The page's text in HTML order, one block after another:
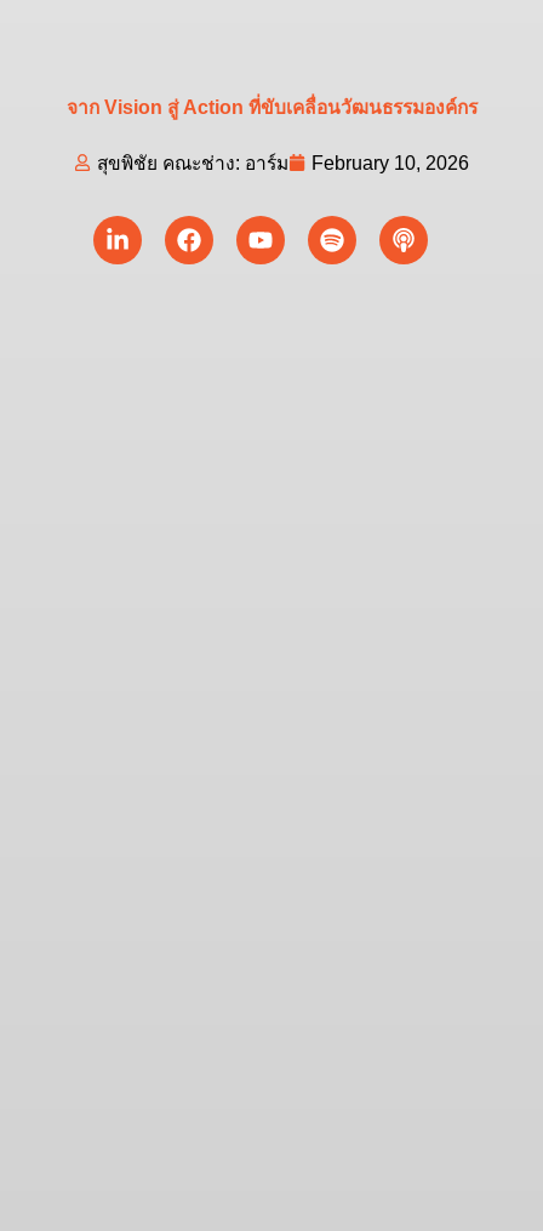
จาก Vision สู่ Action ที่ขับเคลื่อนวัฒนธรรมองค์กร
สุขพิชัย คณะช่าง: อาร์ม February 10, 2026
Linkedin-
in
FacebookYoutubeSpotifyPodcast